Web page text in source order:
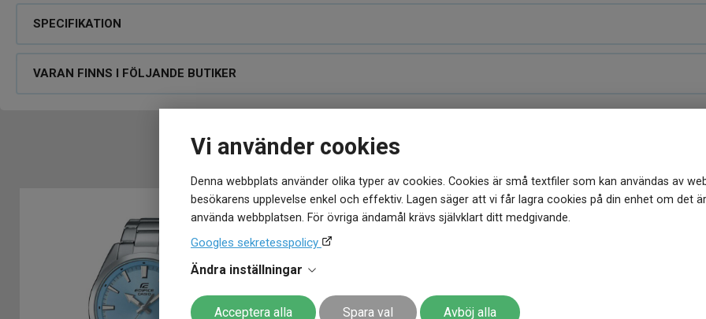
Vi använder cookies
Denna webbplats använder olika typer av cookies. Cookies är små textfiler som kan användas av
besökarens upplevelse enkel och effektiv. Lagen säger att vi får lagra cookies på din enhet om det
använda webbplatsen. För övriga ändamål krävs självklart ditt medgivande.
Googles sekretesspolicy
Ändra inställningar
Acceptera alla Spara val Avböj alla
SPECIFIKATION
VARAN FINNS I FÖLJANDE BUTIKER